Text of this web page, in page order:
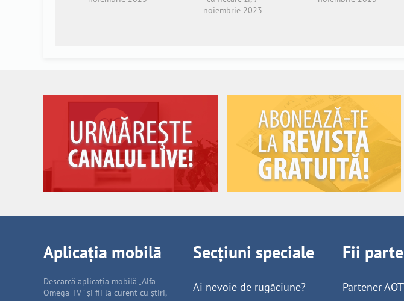
noiembrie 2023
Aplicația mobilă
Descarcă aplicația mobilă „Alfa
Omega TV” și fii la curent cu știri,
Secțiuni speciale
Ai nevoie de rugăciune?
Fii
Partener